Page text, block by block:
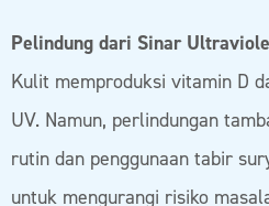
Pelindung dari Sinar
Kulit memproduksi vitamin D
UV. Namun, perlindungan
rutin dan penggunaan tabir
untuk mengurangi risiko